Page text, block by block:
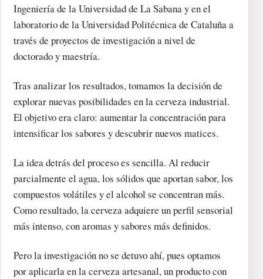
Ingeniería de la Universidad de La Sabana y en el
laboratorio de la Universidad Politécnica de Cataluña a
través de proyectos de investigación a nivel de
doctorado y maestría.
Tras analizar los resultados, tomamos la decisión de
explorar nuevas posibilidades en la cerveza industrial.
El objetivo era claro: aumentar la concentración para
intensificar los sabores y descubrir nuevos matices.
La idea detrás del proceso es sencilla. Al reducir
parcialmente el agua, los sólidos que aportan sabor, los
compuestos volátiles y el alcohol se concentran más.
Como resultado, la cerveza adquiere un perfil sensorial
más intenso, con aromas y sabores más definidos.
Pero la investigación no se detuvo ahí, pues optamos
por aplicarla en la cerveza artesanal, un producto con